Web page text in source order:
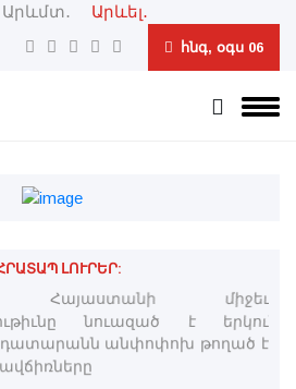
Արևմտ․ Արևել․
հնգ, օգս 06
ԼՈՒՐԵՐ:
Հայաստանի միջեւ
նուազած է երկու